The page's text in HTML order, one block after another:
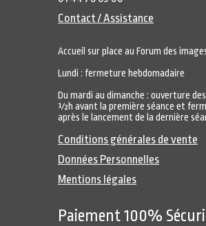
Contact / Assistance
Accueil sur place au Forum des
Lundi : fermeture hebdomadaire
Du mardi au dimanche : ouverture
½h avant la première séance et
après le lancement de la dernière
Conditions générales de vente
Données Personnelles
Mentions légales
Paiement 100%